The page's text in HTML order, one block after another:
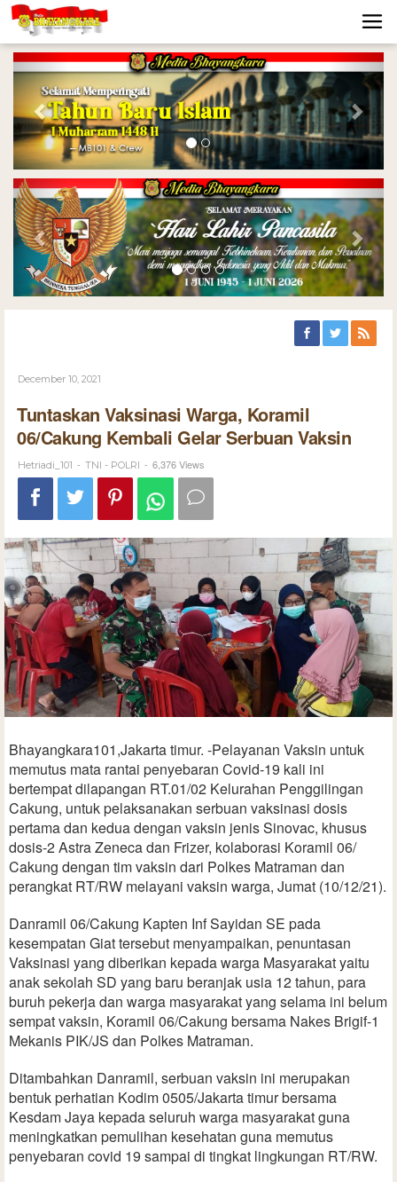
Previous Next
Previous Next
December 10, 2021
Tuntaskan Vaksinasi Warga, Koramil
06/Cakung Kembali Gelar Serbuan Vaksin
Hetriadi_101 - TNI - POLRI - 6,376 Views
Bhayangkara101,Jakarta timur. -Pelayanan Vaksin untuk
memutus mata rantai penyebaran Covid-19 kali ini
bertempat dilapangan RT.01/02 Kelurahan Penggilingan
Cakung, untuk pelaksanakan serbuan vaksinasi dosis
pertama dan kedua dengan vaksin jenis Sinovac, khusus
dosis-2 Astra Zeneca dan Frizer, kolaborasi Koramil 06/
Cakung dengan tim vaksin dari Polkes Matraman dan
perangkat RT/RW melayani vaksin warga, Jumat (10/12/21).
Danramil 06/Cakung Kapten Inf Sayidan SE pada
kesempatan Giat tersebut menyampaikan, penuntasan
Vaksinasi yang diberikan kepada warga Masyarakat yaitu
anak sekolah SD yang baru beranjak usia 12 tahun, para
buruh pekerja dan warga masyarakat yang selama ini belum
sempat vaksin, Koramil 06/Cakung bersama Nakes Brigif-1
Mekanis PIK/JS dan Polkes Matraman.
Ditambahkan Danramil, serbuan vaksin ini merupakan
bentuk perhatian Kodim 0505/Jakarta timur bersama
Kesdam Jaya kepada seluruh warga masyarakat guna
meningkatkan pemulihan kesehatan guna memutus
penyebaran covid 19 sampai di tingkat lingkungan RT/RW.